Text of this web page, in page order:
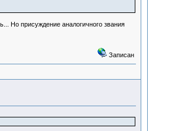
Но присуждение аналогичного звания
Записан